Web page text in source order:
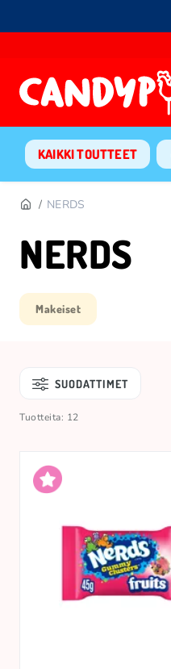
KAIKKI TOUTTEET
NERDS
NERDS
Makeiset
SUODATTIMET
Tuotteita: 12